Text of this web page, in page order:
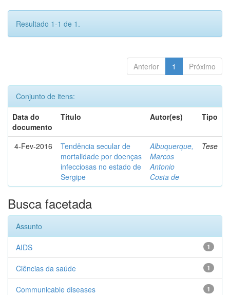
Resultado 1-1 de 1.
Anterior 1 Próximo
Conjunto de itens:
Data do
documento
Título Autor(es) Tipo
4-Fev-2016
Tendência secular de
mortalidade por doenças
infecciosas no estado de
Sergipe
Albuquerque,
Marcos
Antonio
Costa de
Tese
Busca facetada
Assunto
1
AIDS
1
Ciências da saúde
1
Communicable diseases